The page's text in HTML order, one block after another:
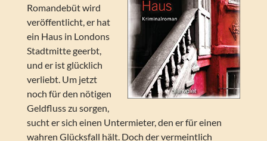
Romandebüt wird
veröffentlicht, er hat
ein Haus in Londons
Stadtmitte geerbt,
und er ist glücklich
verliebt. Um jetzt
noch für den nötigen
Geldfluss zu sorgen,
sucht er sich einen Untermieter, den er für einen
wahren Glücksfall hält. Doch der vermeintlich